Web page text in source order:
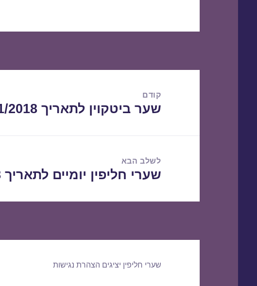
קודם
הפוסט
שער ביטקוין לתאריך 11/11/2018
לשלב הבא
הפוסט
שערי חליפין יומיים לתאריך 12/11/2018
שערי חליפין יציגים הצהרת נגישות